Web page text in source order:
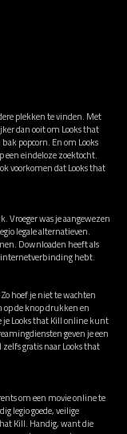
plekken te vinden. Met
dan ooit om Looks that
popcorn. En om Looks
eindeloze zoektocht.
voorkomen dat Looks that
Vroeger was je aangewezen
legale alternatieven.
Downloaden heeft als
internetverbinding hebt.
hoef je niet te wachten
op de knop drukken en
Looks that Kill online kunt
geven je een
gratis naar Looks that
om een movie online te
legio goede, veilige
Kill. Handig, want die